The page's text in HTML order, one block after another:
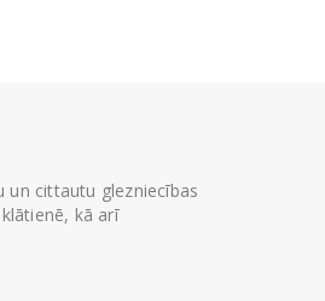
un cittautu glezniecības
kā arī